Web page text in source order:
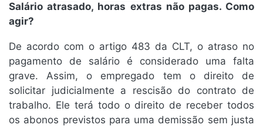
Salário atrasado, horas extras não pagas. Como
agir?
De acordo com o artigo 483 da CLT, o atraso no
pagamento de salário é considerado uma falta
grave. Assim, o empregado tem o direito de
solicitar judicialmente a rescisão do contrato de
trabalho. Ele terá todo o direito de receber todos
os abonos previstos para uma demissão sem justa